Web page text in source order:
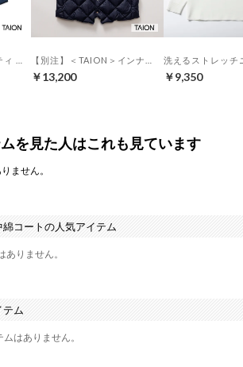
￥13,200 ￥9,350
を見た人はこれも見ています
ません。
コートの人気アイテム
りません。
テム
はありません。